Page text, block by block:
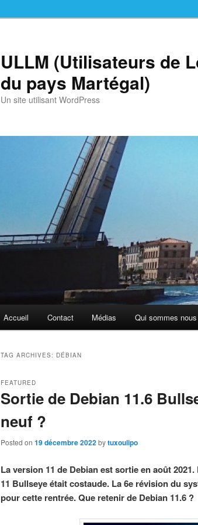
ULLM (Utilisateurs de
du pays Martégal)
Un site utilisant WordPress
Accueil Contact Médias Qui sommes
TAG ARCHIVES: DÉBIAN
Sortie de Debian 11.6
neuf ?
FEATURED
Posted on 19 décembre 2022bytuxoulipo
La version 11 de Debian est sortie en août
11 Bullseye était costaude. La 6e révision du
pour cette rentrée. Que retenir de Debian 11.6 ?